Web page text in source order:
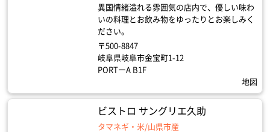
異国情緒溢れる雰囲気の店内で、優しい味わ
いの料理とお飲み物をゆったりとお楽しみく
ださい。
〒500-8847
岐阜県岐阜市金宝町1-12
PORTーA B1F
地図
ビストロ サングリエ久助
タマネギ・米/山県市産